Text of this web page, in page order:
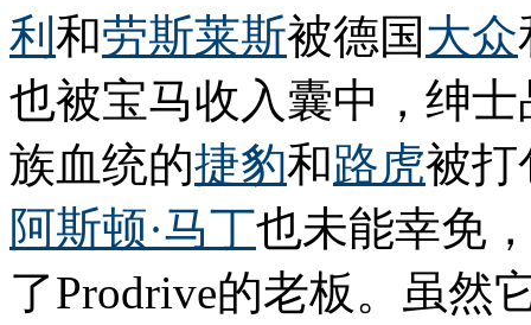
利 和劳斯莱斯被德国大众
也被宝马收入囊中，绅士
族血统的捷豹和路虎被打
阿斯顿·马丁也未能幸免
了Prodrive的老板。虽然